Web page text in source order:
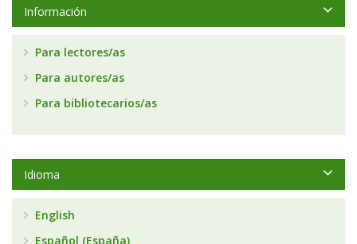
Información
Para lectores/as
Para autores/as
Para bibliotecarios/as
Idioma
English
Español (España)